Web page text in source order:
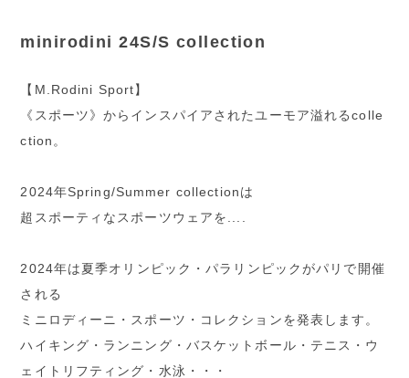
minirodini 24S/S collection
【M.Rodini Sport】
《スポーツ》からインスパイアされたユーモア溢れるcolle
ction。
2024年Spring/Summer collectionは
超スポーティなスポーツウェアを....
2024年は夏季オリンピック・パラリンピックがパリで開催
される
ミニロディーニ・スポーツ・コレクションを発表します。
ハイキング・ランニング・バスケットボール・テニス・ウ
ェイトリフティング・水泳・・・